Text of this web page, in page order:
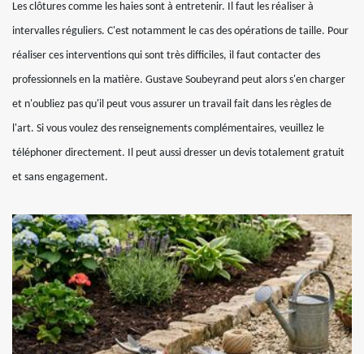
Les clôtures comme les haies sont à entretenir. Il faut les réaliser à
intervalles réguliers. C'est notamment le cas des opérations de taille. Pour
réaliser ces interventions qui sont très difficiles, il faut contacter des
professionnels en la matière. Gustave Soubeyrand peut alors s'en charger
et n'oubliez pas qu'il peut vous assurer un travail fait dans les règles de
l'art. Si vous voulez des renseignements complémentaires, veuillez le
téléphoner directement. Il peut aussi dresser un devis totalement gratuit
et sans engagement.